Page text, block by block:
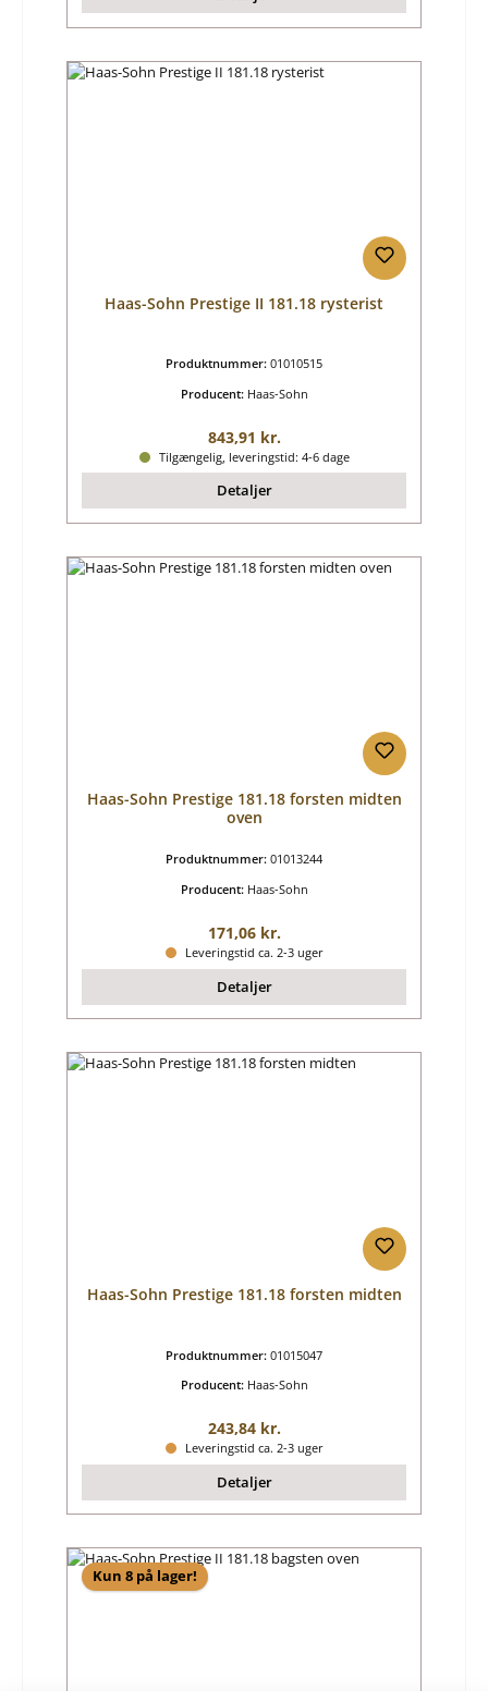
Haas-Sohn Prestige II 181.18 rysterist
Produktnummer: 01010515
Producent: Haas-Sohn
Almindelig pris:
843,91 kr.
Tilgængelig, leveringstid: 4-6 dage
Detaljer
Haas-Sohn Prestige 181.18 forsten midten
oven
Produktnummer: 01013244
Producent: Haas-Sohn
Almindelig pris:
171,06 kr.
Leveringstid ca. 2-3 uger
Detaljer
Haas-Sohn Prestige 181.18 forsten midten
Produktnummer: 01015047
Producent: Haas-Sohn
Almindelig pris:
243,84 kr.
Leveringstid ca. 2-3 uger
Detaljer
Kun 8 på lager!